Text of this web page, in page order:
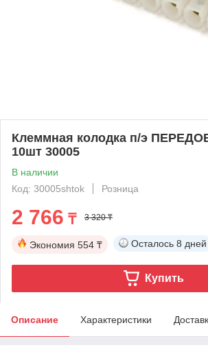
Клеммная колодка п/э
10шт 30005
В наличии
Код: 30005shtok
Розница
2 766 ₸ 3 320 ₸
Экономия 554 ₸ Осталось 8 дней
Купить
Описание Характеристики